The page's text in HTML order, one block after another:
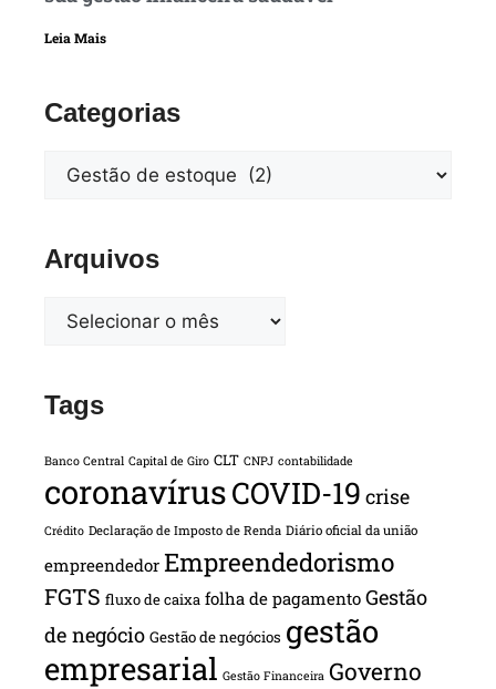
Leia Mais
Categorias
Arquivos
Tags
Banco Central Capital de Giro CLT CNPJ contabilidade
coronavírusCOVID-19 crise
Crédito Declaração de Imposto de Renda Diário oficial da união
empreendedor Empreendedorismo
FGTS fluxo de caixa folha de pagamento Gestão
de negócio Gestão de negócios gestão
empresarial Gestão Financeira Governo